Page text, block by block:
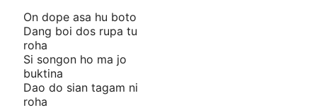
On dope asa hu boto
Dang boi dos rupa tu
roha
Si songon ho ma jo
buktina
Dao do sian tagam ni
roha